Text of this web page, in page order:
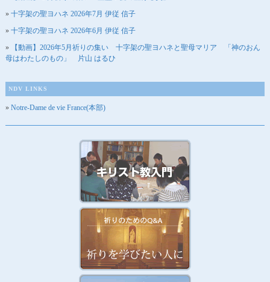
十字架の聖ヨハネ 2026年7月 伊従 信子
十字架の聖ヨハネ 2026年6月 伊従 信子
【動画】2026年5月祈りの集い 十字架の聖ヨハネと聖母マリア 「神のおん
母はわたしのもの」 片山 はるひ
NDV LINKS
Notre-Dame de vie France(本部)